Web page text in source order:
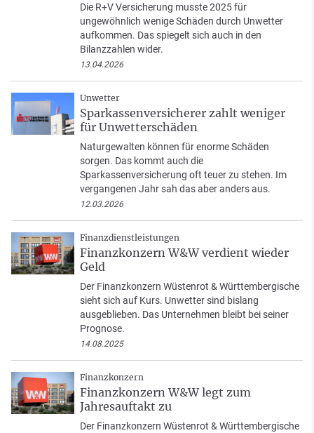
Die R+V Versicherung musste 2025 für
ungewöhnlich wenige Schäden durch Unwetter
aufkommen. Das spiegelt sich auch in den
Bilanzzahlen wider.
13.04.2026
Unwetter
Sparkassenversicherer zahlt weniger
für Unwetterschäden
Naturgewalten können für enorme Schäden
sorgen. Das kommt auch die
Sparkassenversicherung oft teuer zu stehen. Im
vergangenen Jahr sah das aber anders aus.
12.03.2026
Finanzdienstleistungen
Finanzkonzern W&W verdient wieder
Geld
Der Finanzkonzern Wüstenrot & Württembergische
sieht sich auf Kurs. Unwetter sind bislang
ausgeblieben. Das Unternehmen bleibt bei seiner
Prognose.
14.08.2025
Finanzkonzern
Finanzkonzern W&W legt zum
Jahresauftakt zu
Der Finanzkonzern Wüstenrot & Württembergische